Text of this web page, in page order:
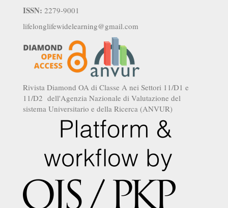
ISSN: 2279-9001
lifelonglifewidelearning@gmail.com
Rivista Diamond OA di Classe A nei Settori 11/D1 e
11/D2 dell'Agenzia Nazionale di Valutazione del
sistema Universitario e della Ricerca (ANVUR)